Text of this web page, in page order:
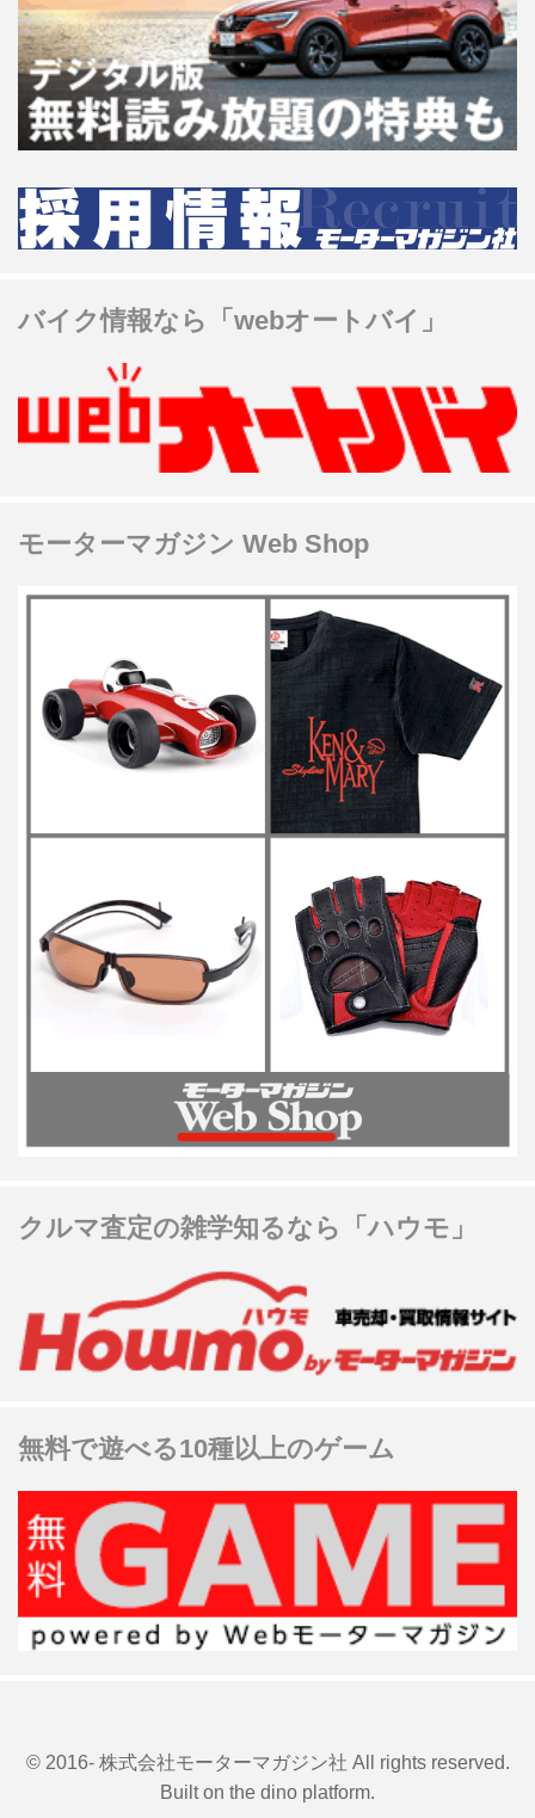
バイク情報なら「webオートバイ」
モーターマガジン Web Shop
クルマ査定の雑学知るなら「ハウモ」
無料で遊べる10種以上のゲーム
© 2016- 株式会社モーターマガジン社 All rights reserved.
Built on the dino platform.